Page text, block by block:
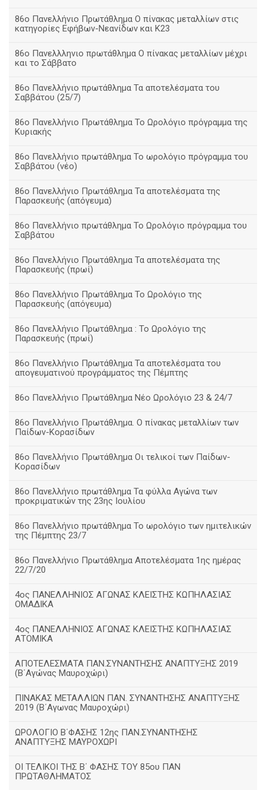
86ο Πανελλήνιο Πρωτάθλημα Ο πίνακας μεταλλίων στις
κατηγορίες Εφήβων-Νεανίδων και Κ23
86ο Πανελλληνιο πρωτάθλημα Ο πίνακας μεταλλίων μέχρι
και το Σάββατο
86ο Πανελλήνιο πρωτάθλημα Τα αποτελέσματα του
Σαββάτου (25/7)
86o Πανελλήνιο Πρωτάθλημα Το Ωρολόγιο πρόγραμμα της
Κυριακής
86ο Πανελλήνιο πρωτάθλημα Το ωρολόγιο πρόγραμμα του
Σαββάτου (νέο)
86ο Πανελλήνιο Πρωτάθλημα Τα αποτελέσματα της
Παρασκευής (απόγευμα)
86ο Πανελλήνιο πρωτάθλημα Το Ωρολόγιο πρόγραμμα του
Σαββάτου
86ο Πανελλήνιο Πρωτάθλημα Τα αποτελέσματα της
Παρασκευής (πρωί)
86ο Πανελλήνιο Πρωτάθλημα Το Ωρολόγιο της
Παρασκευής (απόγευμα)
86ο Πανελλήνιο Πρωτάθλημα : Το Ωρολόγιο της
Παρασκευής (πρωί)
86ο Πανελλήνιο Πρωτάθλημα Τα αποτελέσματα του
απογευματινού προγράμματος της Πέμπτης
86ο Πανελλήνιο Πρωτάθλημα Νέο Ωρολόγιο 23 & 24/7
86ο Πανελλήνιο Πρωτάθλημα. Ο πίνακας μεταλλίων των
Παίδων-Κορασίδων
86ο Πανελλήνιο Πρωτάθλημα Οι τελικοί των Παίδων-
Κορασίδων
86ο Πανελλήνιο πρωτάθλημα Τα φύλλα Αγώνα των
προκριματικών της 23ης Ιουλίου
86ο Πανελλήνιο πρωτάθλημα Το ωρολόγιο των ημιτελικών
της Πέμπτης 23/7
86ο Πανελλήνιο Πρωτάθλημα Αποτελέσματα 1ης ημέρας
22/7/20
4ος ΠΑΝΕΛΛΗΝΙΟΣ ΑΓΩΝΑΣ ΚΛΕΙΣΤΗΣ ΚΩΠΗΛΑΣΙΑΣ
ΟΜΑΔΙΚΑ
4ος ΠΑΝΕΛΛΗΝΙΟΣ ΑΓΩΝΑΣ ΚΛΕΙΣΤΗΣ ΚΩΠΗΛΑΣΙΑΣ
ΑΤΟΜΙΚΑ
ΑΠΟΤΕΛΕΣΜΑΤΑ ΠΑΝ.ΣΥΝΑΝΤΗΣΗΣ ΑΝΑΠΤΥΞΗΣ 2019
(B΄Αγώνας Μαυροχώρι)
ΠΙΝΑΚΑΣ ΜΕΤΑΛΛΙΩΝ ΠΑΝ. ΣΥΝΑΝΤΗΣΗΣ ΑΝΑΠΤΥΞΗΣ
2019 (Β΄Αγωνας Μαυροχώρι)
ΩΡΟΛΟΓΙΟ Β΄ΦΑΣΗΣ 12ης ΠΑΝ.ΣΥΝΑΝΤΗΣΗΣ
ΑΝΑΠΤΥΞΗΣ ΜΑΥΡΟΧΩΡΙ
ΟΙ ΤΕΛΙΚΟΙ ΤΗΣ Β΄ ΦΑΣΗΣ ΤΟΥ 85ου ΠΑΝ
ΠΡΩΤΑΘΛΗΜΑΤΟΣ